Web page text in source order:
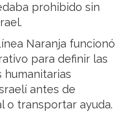
prohibido sin
Naranja funcionó
para definir las
humanitarias
antes de
o transportar ayuda.